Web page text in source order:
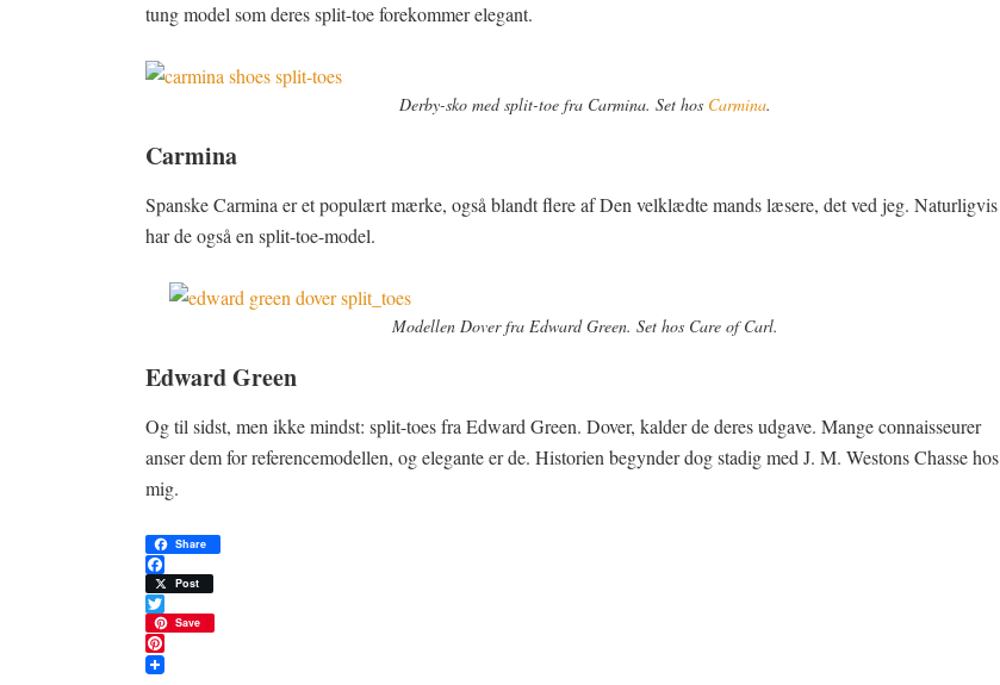
tung model som deres split-toe forekommer elegant.
Derby-sko med split-toe fra Carmina. Set hos Carmina.
Carmina
Spanske Carmina er et populært mærke, også blandt flere af Den velklædte mands læsere, det ved jeg. Naturligvis
har de også en split-toe-model.
Modellen Dover fra Edward Green. Set hos Care of Carl.
Edward Green
Og til sidst, men ikke mindst: split-toes fra Edward Green. Dover, kalder de deres udgave. Mange connaisseurer
anser dem for referencemodellen, og elegante er de. Historien begynder dog stadig med J. M. Westons Chasse hos
mig.
Share
Facebook
Post
Twitter
Save
Pinterest